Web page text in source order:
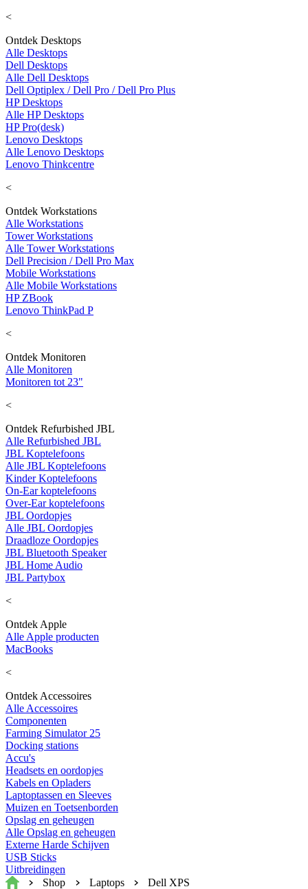
<
Ontdek Desktops
Alle Desktops
Dell Desktops
Alle Dell Desktops
Dell Optiplex / Dell Pro / Dell Pro Plus
HP Desktops
Alle HP Desktops
HP Pro(desk)
Lenovo Desktops
Alle Lenovo Desktops
Lenovo Thinkcentre
<
Ontdek Workstations
Alle Workstations
Tower Workstations
Alle Tower Workstations
Dell Precision / Dell Pro Max
Mobile Workstations
Alle Mobile Workstations
HP ZBook
Lenovo ThinkPad P
<
Ontdek Monitoren
Alle Monitoren
Monitoren tot 23"
<
Ontdek Refurbished JBL
Alle Refurbished JBL
JBL Koptelefoons
Alle JBL Koptelefoons
Kinder Koptelefoons
On-Ear koptelefoons
Over-Ear koptelefoons
JBL Oordopjes
Alle JBL Oordopjes
Draadloze Oordopjes
JBL Bluetooth Speaker
JBL Home Audio
JBL Partybox
<
Ontdek Apple
Alle Apple producten
MacBooks
<
Ontdek Accessoires
Alle Accessoires
Componenten
Farming Simulator 25
Docking stations
Accu's
Headsets en oordopjes
Kabels en Opladers
Laptoptassen en Sleeves
Muizen en Toetsenborden
Opslag en geheugen
Alle Opslag en geheugen
Externe Harde Schijven
USB Sticks
Uitbreidingen
Home
Shop Laptops
Dell XPS